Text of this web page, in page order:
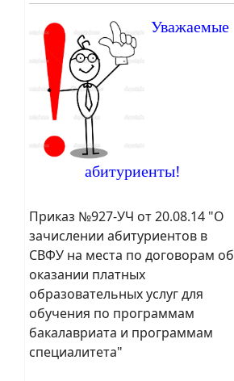
Уважаемые
абитуриенты!
Приказ №927-УЧ от 20.08.14 "О
зачислении абитуриентов в
СВФУ на места по договорам об
оказании платных
образовательных услуг для
обучения по программам
бакалавриата и программам
специалитета"